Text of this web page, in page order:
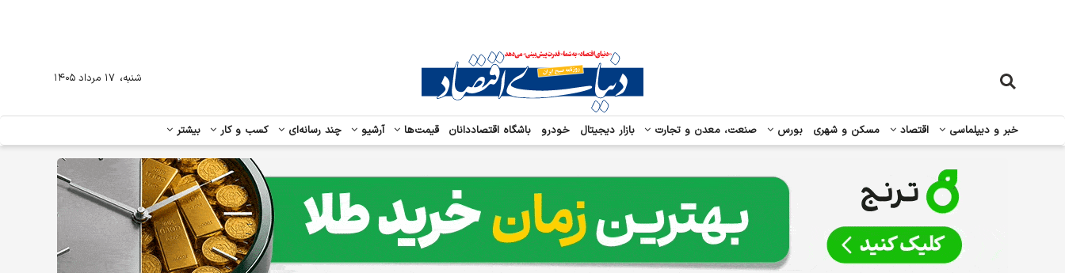
خبر و دیپلماسی اقتصاد مسکن و شهری بورس صنعت، معدن و تجارت بازار دیجیتال خودرو باشگاه اقتصاددانان قیمت‌ها آرشیو چند رسانه‌ای کسب و کار بیشتر
شنبه، ۱۷ مرداد ۱۴۰۵